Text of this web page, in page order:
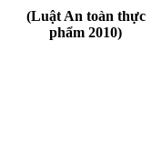
(Luật An toàn thực
phẩm 2010)